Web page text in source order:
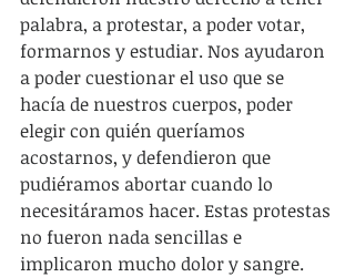
palabra, a protestar, a poder votar,
formarnos y estudiar. Nos ayudaron
a poder cuestionar el uso que se
hacía de nuestros cuerpos, poder
elegir con quién queríamos
acostarnos, y defendieron que
pudiéramos abortar cuando lo
necesitáramos hacer. Estas protestas
no fueron nada sencillas e
implicaron mucho dolor y sangre.